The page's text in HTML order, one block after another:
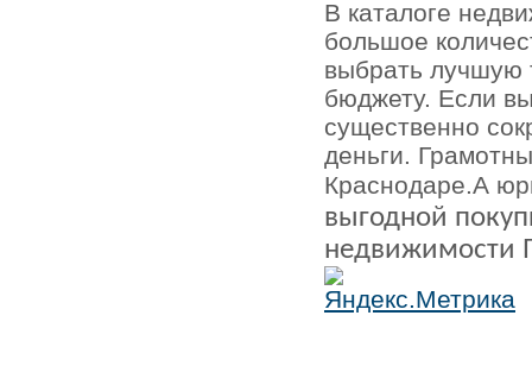
В каталоге
большое
выбрать лучшую
бюджету. Если
существенно
деньги.
Краснодаре.А
выгодной
недвижимости